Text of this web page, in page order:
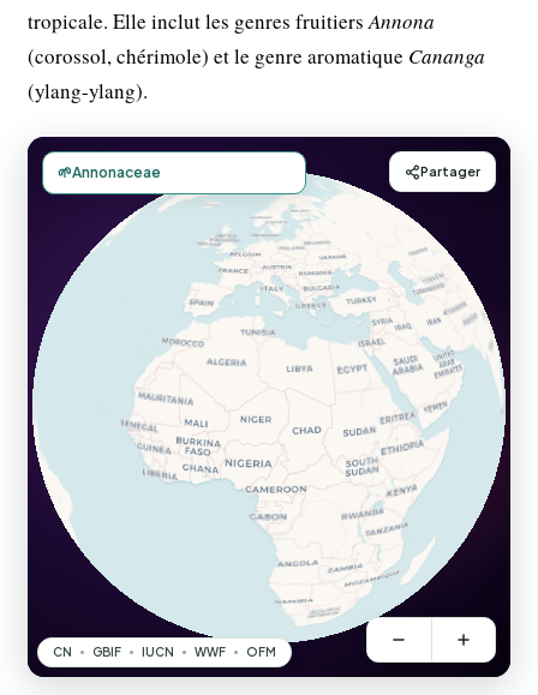
tropicale. Elle inclut les genres fruitiersAnnona
(corossol, chérimole) et le genre aromatique Cananga
(ylang-ylang).